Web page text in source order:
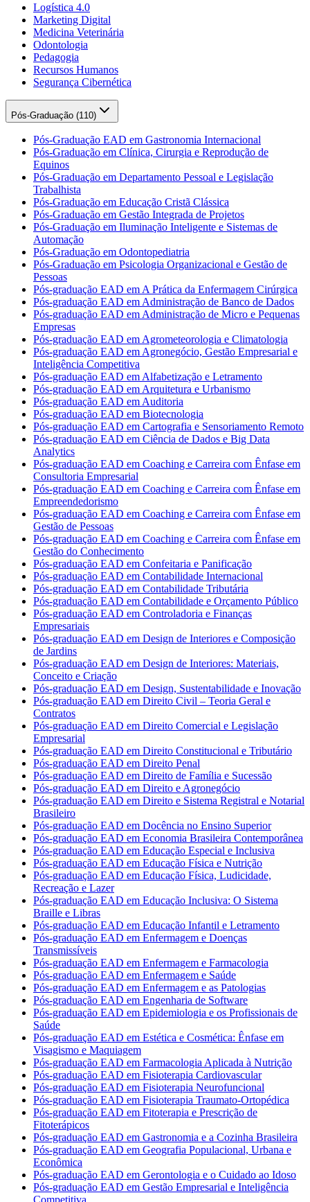
Logística 4.0
Marketing Digital
Medicina Veterinária
Odontologia
Pedagogia
Recursos Humanos
Segurança Cibernética
Pós-Graduação (110)
Pós-Graduação EAD em Gastronomia Internacional
Pós-Graduação em Clínica, Cirurgia e Reprodução de
Equinos
Pós-Graduação em Departamento Pessoal e Legislação
Trabalhista
Pós-Graduação em Educação Cristã Clássica
Pós-Graduação em Gestão Integrada de Projetos
Pós-Graduação em Iluminação Inteligente e Sistemas de
Automação
Pós-Graduação em Odontopediatria
Pós-Graduação em Psicologia Organizacional e Gestão de
Pessoas
Pós-graduação EAD em A Prática da Enfermagem Cirúrgica
Pós-graduação EAD em Administração de Banco de Dados
Pós-graduação EAD em Administração de Micro e Pequenas
Empresas
Pós-graduação EAD em Agrometeorologia e Climatologia
Pós-graduação EAD em Agronegócio, Gestão Empresarial e
Inteligência Competitiva
Pós-graduação EAD em Alfabetização e Letramento
Pós-graduação EAD em Arquitetura e Urbanismo
Pós-graduação EAD em Auditoria
Pós-graduação EAD em Biotecnologia
Pós-graduação EAD em Cartografia e Sensoriamento Remoto
Pós-graduação EAD em Ciência de Dados e Big Data
Analytics
Pós-graduação EAD em Coaching e Carreira com Ênfase em
Consultoria Empresarial
Pós-graduação EAD em Coaching e Carreira com Ênfase em
Empreendedorismo
Pós-graduação EAD em Coaching e Carreira com Ênfase em
Gestão de Pessoas
Pós-graduação EAD em Coaching e Carreira com Ênfase em
Gestão do Conhecimento
Pós-graduação EAD em Confeitaria e Panificação
Pós-graduação EAD em Contabilidade Internacional
Pós-graduação EAD em Contabilidade Tributária
Pós-graduação EAD em Contabilidade e Orçamento Público
Pós-graduação EAD em Controladoria e Finanças
Empresariais
Pós-graduação EAD em Design de Interiores e Composição
de Jardins
Pós-graduação EAD em Design de Interiores: Materiais,
Conceito e Criação
Pós-graduação EAD em Design, Sustentabilidade e Inovação
Pós-graduação EAD em Direito Civil – Teoria Geral e
Contratos
Pós-graduação EAD em Direito Comercial e Legislação
Empresarial
Pós-graduação EAD em Direito Constitucional e Tributário
Pós-graduação EAD em Direito Penal
Pós-graduação EAD em Direito de Família e Sucessão
Pós-graduação EAD em Direito e Agronegócio
Pós-graduação EAD em Direito e Sistema Registral e Notarial
Brasileiro
Pós-graduação EAD em Docência no Ensino Superior
Pós-graduação EAD em Economia Brasileira Contemporânea
Pós-graduação EAD em Educação Especial e Inclusiva
Pós-graduação EAD em Educação Física e Nutrição
Pós-graduação EAD em Educação Física, Ludicidade,
Recreação e Lazer
Pós-graduação EAD em Educação Inclusiva: O Sistema
Braille e Libras
Pós-graduação EAD em Educação Infantil e Letramento
Pós-graduação EAD em Enfermagem e Doenças
Transmissíveis
Pós-graduação EAD em Enfermagem e Farmacologia
Pós-graduação EAD em Enfermagem e Saúde
Pós-graduação EAD em Enfermagem e as Patologias
Pós-graduação EAD em Engenharia de Software
Pós-graduação EAD em Epidemiologia e os Profissionais de
Saúde
Pós-graduação EAD em Estética e Cosmética: Ênfase em
Visagismo e Maquiagem
Pós-graduação EAD em Farmacologia Aplicada à Nutrição
Pós-graduação EAD em Fisioterapia Cardiovascular
Pós-graduação EAD em Fisioterapia Neurofuncional
Pós-graduação EAD em Fisioterapia Traumato-Ortopédica
Pós-graduação EAD em Fitoterapia e Prescrição de
Fitoterápicos
Pós-graduação EAD em Gastronomia e a Cozinha Brasileira
Pós-graduação EAD em Geografia Populacional, Urbana e
Econômica
Pós-graduação EAD em Gerontologia e o Cuidado ao Idoso
Pós-graduação EAD em Gestão Empresarial e Inteligência